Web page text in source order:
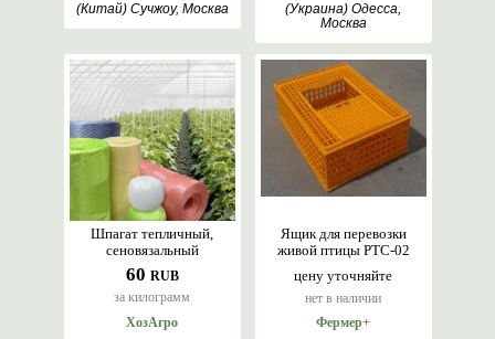
(Китай) Сучжоу, Москва
(Украина) Одесса,
Москва
60 RUB
за килограмм
Шпагат тепличный,
сеновязальный
ХозАгро
цену уточняйте
нет в наличии
Ящик для перевозки
живой птицы PTC-02
Фермер+